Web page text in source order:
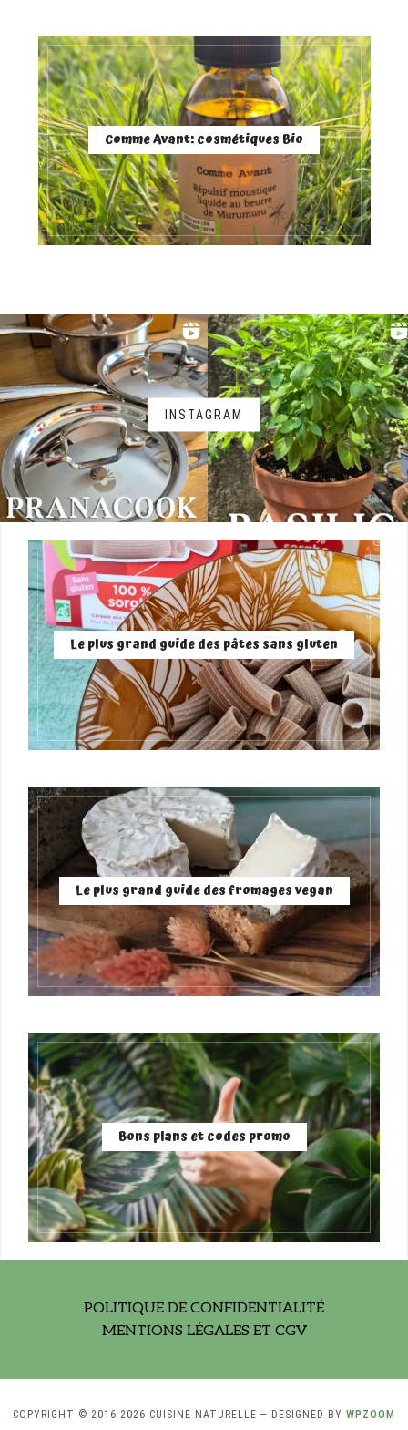
Comme Avant: cosmétiques Bio
INSTAGRAM
Le plus grand guide des pâtes sans gluten
Le plus grand guide des fromages vegan
Bons plans et codes promo
POLITIQUE DE CONFIDENTIALITÉ
MENTIONS LÉGALES ET CGV
COPYRIGHT © 2016-2026 CUISINE NATURELLE — DESIGNED BY WPZOOM